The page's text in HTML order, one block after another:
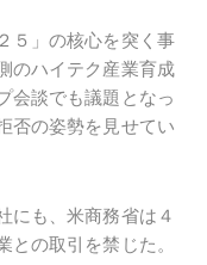
５」の核心を突く事
のハイテク産業育成
会談でも議題となっ
否の姿勢を見せてい
にも、米商務省は４
との取引を禁じた。